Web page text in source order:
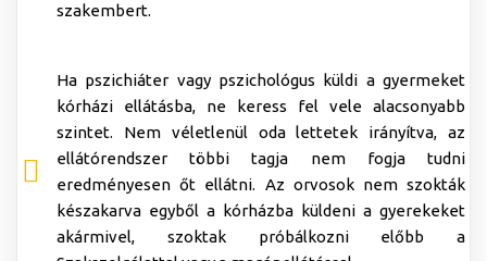
szakembert.
Ha pszichiáter vagy pszichológus küldi a gyermeket
kórházi ellátásba, ne keress fel vele alacsonyabb
szintet. Nem véletlenül oda lettetek irányítva, az
ellátórendszer többi tagja nem fogja tudni
eredményesen őt ellátni. Az orvosok nem szokták
készakarva egyből a kórházba küldeni a gyerekeket
akármivel, szoktak próbálkozni előbb a